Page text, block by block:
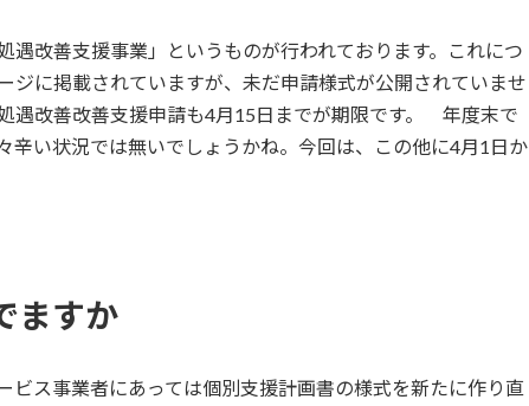
改善支援事業」というものが行われております。これにつ
ジに掲載されていますが、未だ申請様式が公開されていませ
遇改善改善支援申請も4月15日までが期限です。 年度末で
辛い状況では無いでしょうかね。今回は、この他に4月1日か
ますか
ス事業者にあっては個別支援計画書の様式を新たに作り直